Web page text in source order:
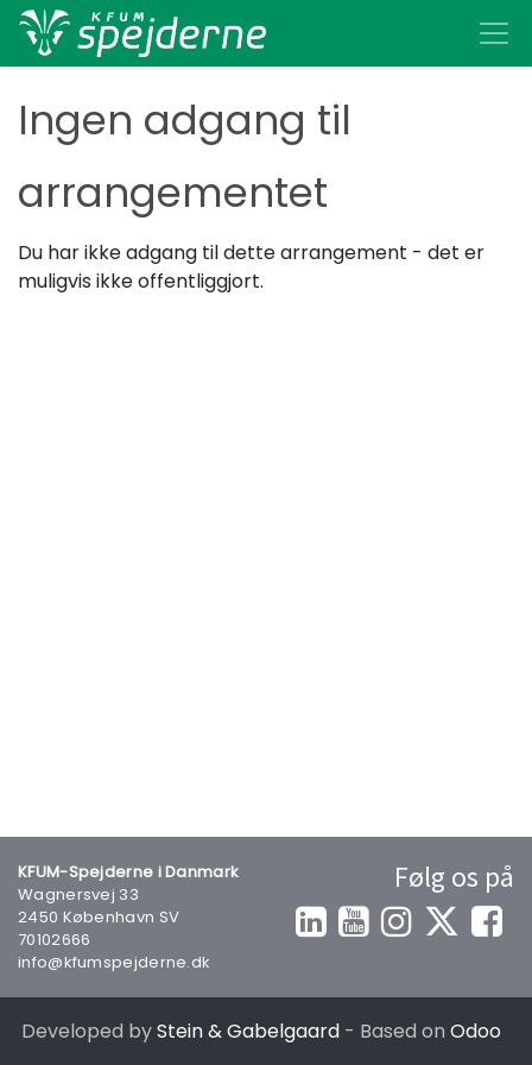
Ingen adgang til
arrangementet
Du har ikke adgang til dette arrangement - det er
muligvis ikke offentliggjort.
KFUM-Spejderne i Danmark
Wagnersvej 33
2450 København SV
70102666
info@kfumspejderne.dk
Følg os på
Developed byStein & Gabelgaard - Based on Odoo